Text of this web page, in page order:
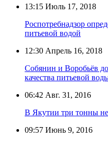
13:15 Июль 17, 2018
Роспотребнадзор
питьевой водой
12:30 Апрель 16, 2018
Собянин и Воробьёв
качества питьевой
06:42 Авг. 31, 2016
В Якутии три тонны
09:57 Июнь 9, 2016